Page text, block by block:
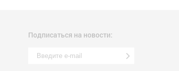
Подписаться на новости: